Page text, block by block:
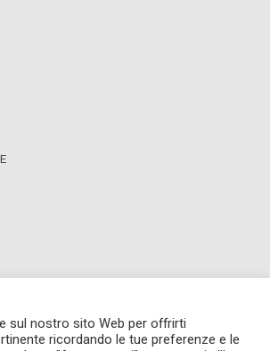
sul nostro sito Web per offrirti
ricordando le tue preferenze e le